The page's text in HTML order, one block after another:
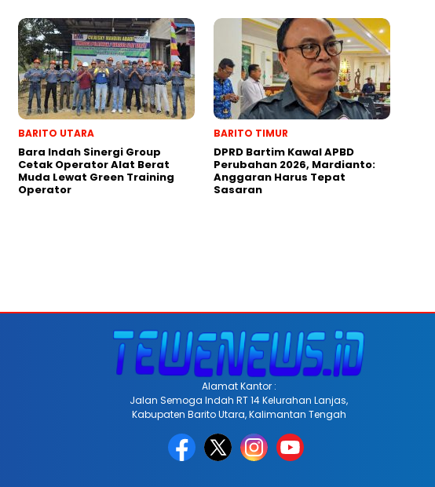
BARITO UTARA
Bara Indah Sinergi Group
Cetak Operator Alat Berat
Muda Lewat Green Training
Operator
BARITO TIMUR
DPRD Bartim Kawal APBD
Perubahan 2026, Mardianto:
Anggaran Harus Tepat
Sasaran
Alamat Kantor :
Jalan Semoga Indah RT 14 Kelurahan Lanjas,
Kabupaten Barito Utara, Kalimantan Tengah